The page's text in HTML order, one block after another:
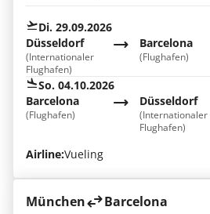
Di. 29.09.2026
Düsseldorf
(Internationaler
Flughafen)
Barcelona
(Flughafen)
So. 04.10.2026
Düsseldorf
(Internationaler
Flughafen)
Barcelona
(Flughafen)
Airline:Vueling
München Barcelona